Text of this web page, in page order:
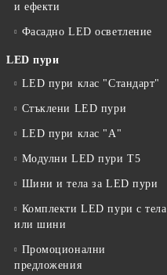
и ефекти
Фасадно LED осветление
LED пури
LED пури клас "Стандарт"
Стъклени LED пури
LED пури клас "А"
Модулни LED пури T5
Шини и тела за LED пури
Комплекти LED пури с тела
или шини
Промоционални
предложения